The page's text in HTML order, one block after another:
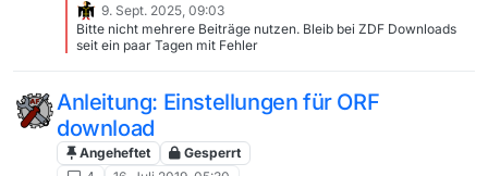
9. Sept. 2025, 09:03
Bitte nicht mehrere Beiträge nutzen. Bleib bei ZDF Downloads
seit ein paar Tagen mit Fehler
Anleitung: Einstellungen für ORF
download
Angeheftet
Gesperrt